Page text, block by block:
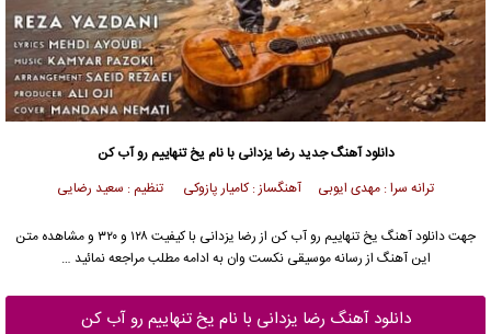
دانلود آهنگ جدیدرضا یزدانی با نام یخ تنهاییم رو آب کن
ترانه سرا : مهدی ایوبی آهنگساز : کامیار پازوکی تنظیم : سعید رضایی
جهت دانلود آهنگ یخ تنهاییم رو آب کن از رضا یزدانی
با کیفیت ۱۲۸ و ۳۲۰ و مشاهده متن
این آهنگ از رسانه موسیقی نکست وان به ادامه مطلب مراجعه نمائید …
دانلود آهنگ رضا یزدانی با نام یخ تنهاییم رو آب کن